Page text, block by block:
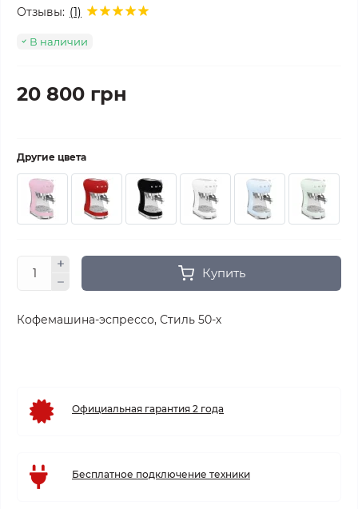
Отзывы: (1)
В наличии
20 800 грн
Другие цвета
Купить
Кофемашина-эспрессо, Стиль 50-х
Официальная гарантия 2 года
Бесплатное подключение техники